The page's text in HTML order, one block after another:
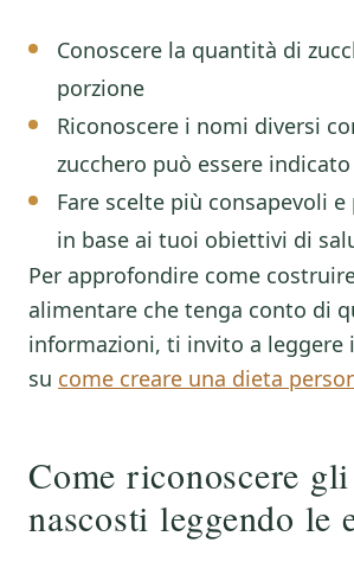
Conoscere la quantità di
porzione
Riconoscere i nomi diversi
zucchero può essere indicato
Fare scelte più consapevoli
in base ai tuoi obiettivi di
Per approfondire come
alimentare che tenga conto di
informazioni, ti invito a leggere
su come creare una dieta
Come riconoscere
nascosti leggendo le